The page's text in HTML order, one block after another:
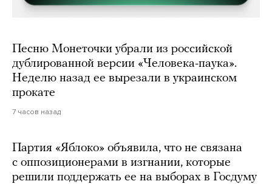
Песню Монеточки убрали из российской
дублированной версии «Человека-паука».
Неделю назад ее вырезали в украинском
прокате
7 часов назад
Партия «Яблоко» объявила, что не связана
с оппозиционерами в изгнании, которые
решили поддержать ее на выборах в Госдуму